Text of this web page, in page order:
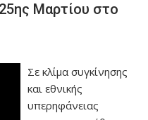
Μαρτίου στο
Σε κλίμα συγκίνησης
και εθνικής
υπερηφάνειας